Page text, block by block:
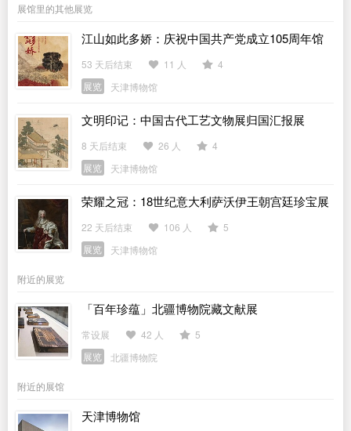
展馆里的其他展览
江山如此多娇：庆祝中国共产党成立105周年馆
藏书画特展
53 天后结束 11 人
4
展览
天津博物馆
文明印记：中国古代工艺文物展归国汇报展
8 天后结束 26 人
4
展览
天津博物馆
荣耀之冠：18世纪意大利萨沃伊王朝宫廷珍宝展
22 天后结束 106 人
5
展览
天津博物馆
附近的展览
「百年珍蕴」北疆博物院藏文献展
常设展 42 人
5
展览
北疆博物院
附近的展馆
天津博物馆